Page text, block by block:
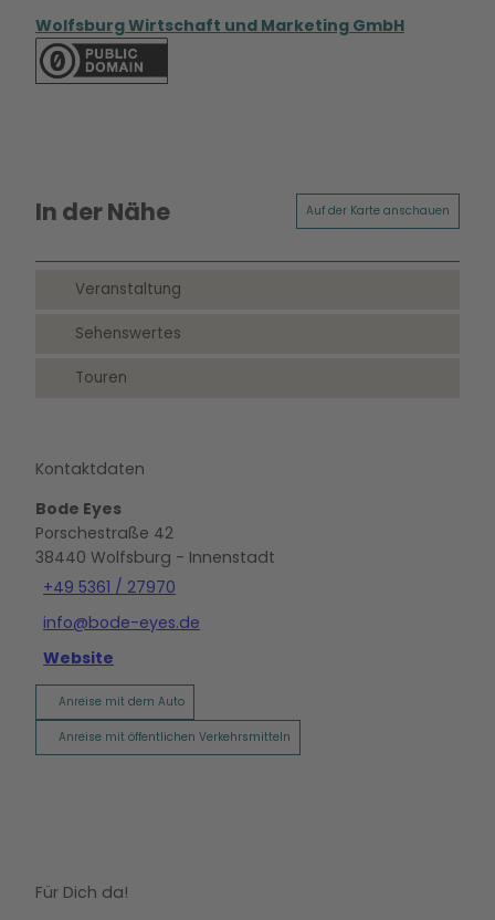
Wolfsburg Wirtschaft und Marketing GmbH
In der Nähe Auf der Karte anschauen
Veranstaltung
Sehenswertes
Touren
Kontaktdaten
Bode Eyes
Porschestraße 42
38440 Wolfsburg - Innenstadt
+49 5361 / 27970
info@bode-eyes.de
Website
Anreise mit dem Auto
Anreise mit öffentlichen Verkehrsmitteln
Für Dich da!